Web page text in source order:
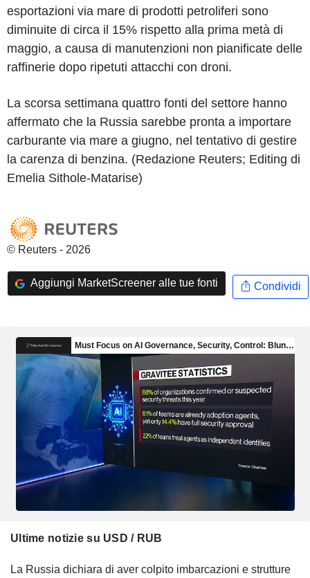
esportazioni via mare di prodotti petroliferi sono
diminuite di circa il 15% rispetto alla prima metà di
maggio, a causa di manutenzioni non pianificate delle
raffinerie dopo ripetuti attacchi con droni.
La scorsa settimana quattro fonti del settore hanno
affermato che la Russia sarebbe pronta a importare
carburante via mare a giugno, nel tentativo di gestire
la carenza di benzina. (Redazione Reuters; Editing di
Emelia Sithole-Matarise)
© Reuters - 2026
Aggiungi MarketScreener alle tue fonti Condividi
Ultime notizie su USD / RUB
La Russia dichiara di aver colpito imbarcazioni e strutture